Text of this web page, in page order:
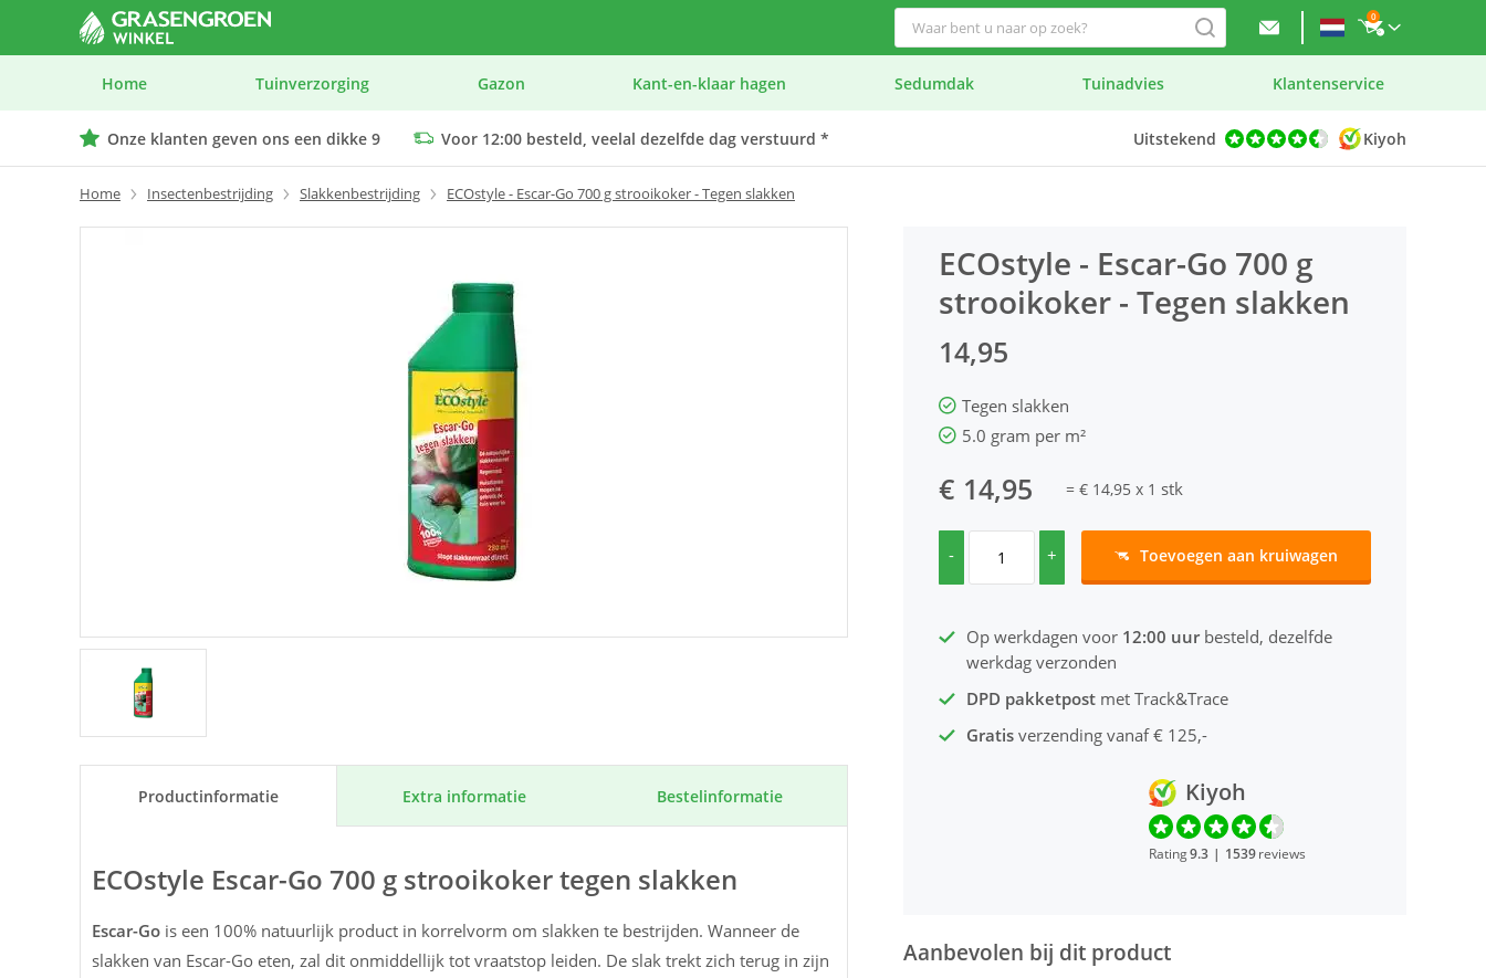
0
Home Tuinverzorging Gazon Kant-en-klaar hagen Sedumdak Tuinadvies Klantenservice
Onze klanten geven ons een dikke 9
Voor 12:00 besteld, veelal dezelfde dag verstuurd *
We geven advies op maat bij elk product
Uitstekend Kiyoh
Home Insectenbestrijding Slakkenbestrijding ECOstyle - Escar-Go 700 g strooikoker - Tegen slakken
ECOstyle - Escar-Go 700 g
strooikoker - Tegen slakken
14,95
Tegen slakken
5.0 gram per m²
€ 14,95 = € 14,95 x 1 stk
- + Toevoegen aan kruiwagen
Op werkdagen voor 12:00 uurbesteld, dezelfde
werkdag verzonden
DPD pakketpost met Track&Trace
Gratis verzending vanaf € 125,-
Kiyoh
Rating9.3 | 1539reviews
Aanbevolen bij dit product
Product­informatie Extra informatie Bestel­informatie
ECOstyle Escar-Go 700 g strooikoker tegen slakken
Escar-Go is een 100% natuurlijk product in korrelvorm om slakken te bestrijden. Wanneer de
slakken van Escar-Go eten, zal dit onmiddellijk tot vraatstop leiden. De slak trekt zich terug in zijn